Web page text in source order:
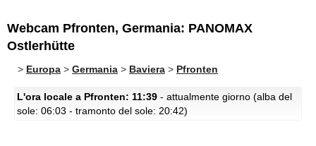
Webcam Pfronten, Germania: PANOMAX
Ostlerhütte
> Europa > Germania > Baviera > Pfronten
L'ora locale a Pfronten: 11:39 - attualmente giorno (alba del
sole: 06:03 - tramonto del sole: 20:42)